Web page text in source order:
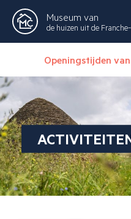
Museum van
de huizen uit de
Openingstijden